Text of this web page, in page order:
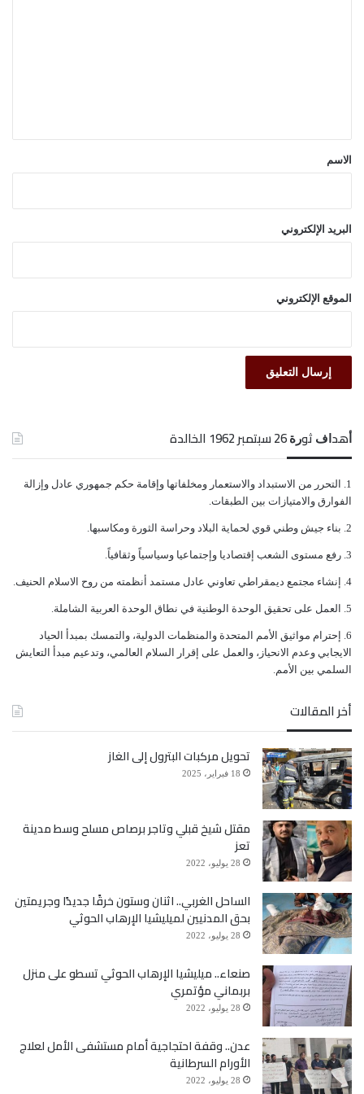
*
الاسم
البريد الإلكتروني
الموقع الإلكتروني
ﺃﻫﺪﺍﻑ ﺛﻮﺭﺓ 26 ﺳﺒﺘﻤﺒﺮ 1962 الخالدة
ﺍﻟﺘﺤﺮﺭ ﻣﻦ ﺍﻻﺳﺘﺒﺪﺍﺩ ﻭﺍﻻﺳﺘﻌﻤﺎﺭ ﻭﻣﺨﻠﻔﺎﺗﻬﺎ ﻭﺇﻗﺎﻣﺔ ﺣﻜﻢ ﺟﻤﻬﻮﺭﻱ ﻋﺎﺩﻝ ﻭﺇﺯﺍﻟﺔ
ﺍﻟﻔﻮﺍﺭﻕ ﻭﺍﻻﻣﺘﻴﺎﺯﺍﺕ ﺑﻴﻦ ﺍﻟﻄﺒﻘﺎﺕ.
ﺑﻨﺎﺀ ﺟﻴﺶ ﻭﻃﻨﻲ ﻗﻮﻱ ﻟﺤﻤﺎﻳﺔ ﺍﻟﺒﻼﺩ ﻭﺣﺮﺍﺳﺔ ﺍﻟﺜﻮﺭﺓ ﻭﻣﻜﺎﺳﺒﻬﺎ.
ﺭﻓﻊ ﻣﺴﺘﻮﻯ ﺍﻟﺸﻌﺐ ﺇﻗﺘﺼﺎﺩﻳﺎ ﻭﺇﺟﺘﻤﺎﻋﻴﺎ ﻭﺳﻴﺎﺳﻴﺎً ﻭﺛﻘﺎﻓﻴﺎً.
ﺇﻧﺸﺎﺀ ﻣﺠﺘﻤﻊ ﺩﻳﻤﻘﺮﺍﻃﻲ ﺗﻌﺎﻭﻧﻲ ﻋﺎﺩﻝ ﻣﺴﺘﻤﺪ ﺃﻧﻈﻤﺘﻪ ﻣﻦ ﺭﻭﺡ ﺍﻻﺳﻼﻡ ﺍﻟﺤﻨﻴﻒ.
ﺍﻟﻌﻤﻞ ﻋﻠﻰ ﺗﺤﻘﻴﻖ ﺍﻟﻮﺣﺪﺓ ﺍﻟﻮﻃﻨﻴﺔ ﻓﻲ ﻧﻄﺎﻕ ﺍﻟﻮﺣﺪﺓ ﺍﻟﻌﺮﺑﻴﺔ ﺍﻟﺸﺎﻣﻠﺔ.
ﺇﺣﺘﺮﺍﻡ ﻣﻮﺍﺛﻴﻖ الأﻣﻢ ﺍﻟﻤﺘﺤﺪﺓ ﻭﺍﻟﻤﻨﻈﻤﺎﺕ ﺍﻟﺪﻭﻟﻴﺔ، ﻭﺍﻟﺘﻤﺴﻚ ﺑﻤﺒﺪﺃ ﺍﻟﺤﻴﺎﺩ
ﺍﻻﻳﺠﺎﺑﻲ ﻭﻋﺪﻡ ﺍﻻﻧﺤﻴﺎﺯ، ﻭﺍﻟﻌﻤﻞ ﻋﻠﻰ ﺇﻗﺮﺍﺭ ﺍﻟﺴﻼﻡ ﺍﻟﻌﺎﻟﻤﻲ، ﻭﺗﺪﻋﻴﻢ ﻣﺒﺪﺃ ﺍﻟﺘﻌﺎﻳﺶ
ﺍﻟﺴﻠﻤﻲ ﺑﻴﻦ ﺍﻷﻣﻢ.
أخر المقالات
تحويل مركبات البترول إلى الغاز
18 فبراير، 2025
مقتل شيخ قبلي وتاجر برصاص مسلح وسط مدينة
تعز
28 يوليو، 2022
الساحل الغربي.. اثنان وستون خرقًا جديدًا وجريمتين
بحق المدنيين لميليشيا الإرهاب الحوثي
28 يوليو، 2022
صنعاء.. ميليشيا الإرهاب الحوثي تسطو على منزل
بربماني مؤتمري
28 يوليو، 2022
عدن.. وقفة احتجاجية أمام مستشفى الأمل لعلاج
الأورام السرطانية
28 يوليو، 2022